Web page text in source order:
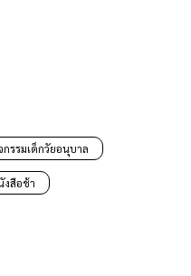
กรรมเด็กวัยอนุบาล
งสือช้า